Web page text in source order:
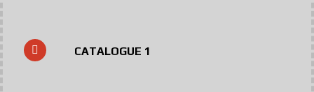
CATALOGUE 1